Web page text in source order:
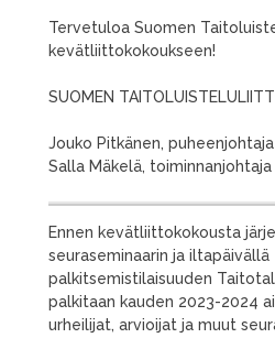
Tervetuloa Suomen
kevätliittokokoukseen!
SUOMEN
Jouko Pitkänen, puheenjohtaja
Salla Mäkelä, toiminnanjohtaja
Ennen kevätliittokokousta
seuraseminaarin ja iltapäivällä
palkitsemistilaisuuden
palkitaan kauden 2023-2024
urheilijat, arvioijat ja muut